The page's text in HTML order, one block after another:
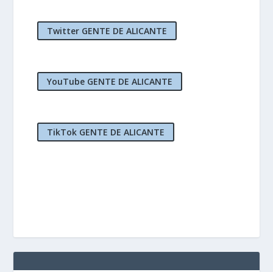
Twitter GENTE DE ALICANTE
YouTube GENTE DE ALICANTE
TikTok GENTE DE ALICANTE